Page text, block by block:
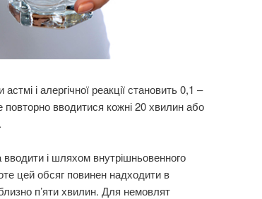
і алергічної реакції становить 0,1 –
повторно вводитися кожні 20 хвилин або
і шляхом внутрішньовенного
цей обсяг повинен надходити в
п’яти хвилин. Для немовлят